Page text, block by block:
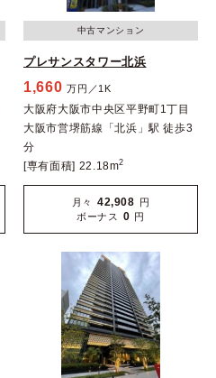
中古マンション
プレサンスタワー北浜
1,660 万円／1K
大阪府大阪市中央区平野町1丁目
大阪市営堺筋線「北浜」駅 徒歩3
分
[専有面積] 22.18m2
月々 42,908 円
ボーナス
0 円